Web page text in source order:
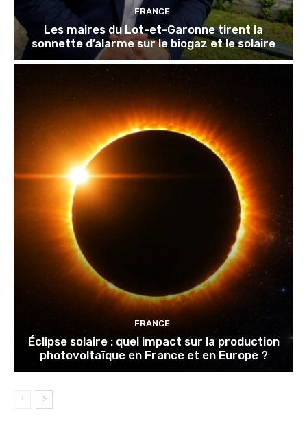
FRANCE
Les maires du Lot-et-Garonne tirent la
sonnette d’alarme sur le biogaz et le solaire
FRANCE
Éclipse solaire : quel impact sur la production
photovoltaïque en France et en Europe ?